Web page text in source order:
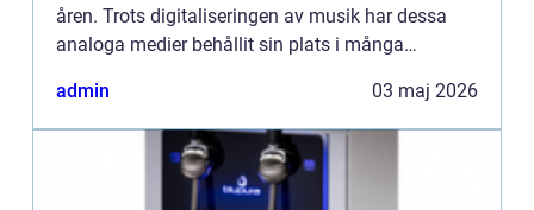
åren. Trots digitaliseringen av musik har dessa
analoga medier behållit sin plats i många
admin 03 maj 2026